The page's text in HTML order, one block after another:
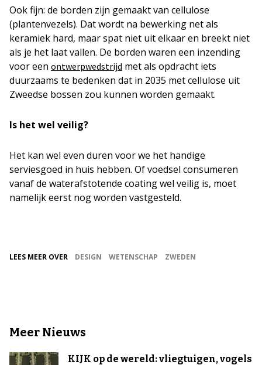
Ook fijn: de borden zijn gemaakt van cellulose
(plantenvezels). Dat wordt na bewerking net als
keramiek hard, maar spat niet uit elkaar en breekt niet
als je het laat vallen. De borden waren een inzending
voor een ontwerpwedstrijd met als opdracht iets
duurzaams te bedenken dat in 2035 met cellulose uit
Zweedse bossen zou kunnen worden gemaakt.
Is het wel veilig?
Het kan wel even duren voor we het handige
serviesgoed in huis hebben. Of voedsel consumeren
vanaf de waterafstotende coating wel veilig is, moet
namelijk eerst nog worden vastgesteld.
LEES MEER OVER DESIGN WETENSCHAP ZWEDEN
Meer Nieuws
KIJK op de wereld: vliegtuigen, vogels